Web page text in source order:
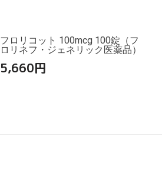
フロリコット 100mcg 100錠（フ
ロリネフ・ジェネリック医薬品）
5,660円